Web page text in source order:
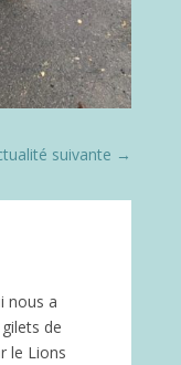
suivante →
nous a
de
le Lions